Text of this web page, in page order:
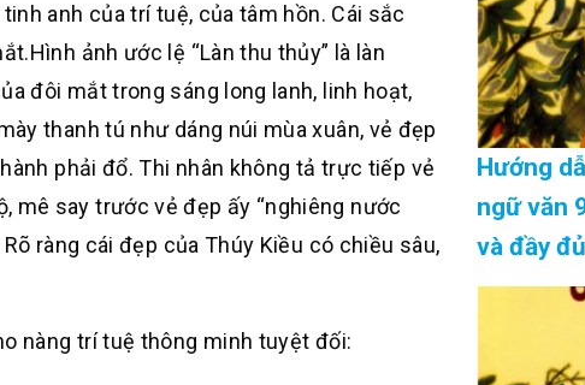
anh của trí tuệ, của tâm hồn. Cái sắc
ảnh ước lệ “Làn thu thủy” là làn
đôi mắt trong sáng long lanh, linh hoạt,
thanh tú như dáng núi mùa xuân, vẻ đẹp
phải đổ. Thi nhân không tả trực tiếp vẻ
mê say trước vẻ đẹp ấy “nghiêng nước
ràng cái đẹp của Thúy Kiều có chiều sâu,
nàng trí tuệ thông minh tuyệt đối:
Hướng
ngữ văn
và đầy
08/2026